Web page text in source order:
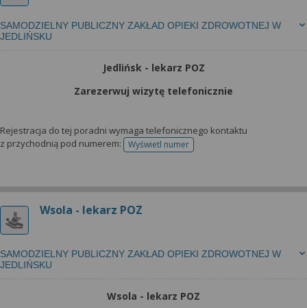
SAMODZIELNY PUBLICZNY ZAKŁAD OPIEKI ZDROWOTNEJ W
JEDLIŃSKU
Jedlińsk - lekarz POZ
Zarezerwuj wizytę telefonicznie
Rejestracja do tej poradni wymaga telefonicznego kontaktu
z przychodnią pod numerem:
Wyświetl numertelefonu do rejestracji
Wsola - lekarz POZ
SAMODZIELNY PUBLICZNY ZAKŁAD OPIEKI ZDROWOTNEJ W
JEDLIŃSKU
Wsola - lekarz POZ